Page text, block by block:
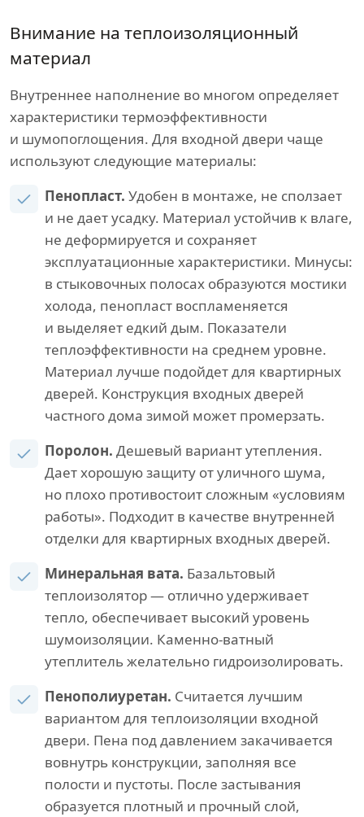
Внимание на теплоизоляционный
материал
Внутреннее наполнение во многом определяет
характеристики термоэффективности
и шумопоглощения. Для входной двери чаще
используют следующие материалы:
Пенопласт. Удобен в монтаже, не сползает
и не дает усадку. Материал устойчив к влаге,
не деформируется и сохраняет
эксплуатационные характеристики. Минусы:
в стыковочных полосах образуются мостики
холода, пенопласт воспламеняется
и выделяет едкий дым. Показатели
теплоэффективности на среднем уровне.
Материал лучше подойдет для квартирных
дверей. Конструкция входных дверей
частного дома зимой может промерзать.
Поролон. Дешевый вариант утепления.
Дает хорошую защиту от уличного шума,
но плохо противостоит сложным «условиям
работы». Подходит в качестве внутренней
отделки для квартирных входных дверей.
Минеральная вата. Базальтовый
теплоизолятор — отлично удерживает
тепло, обеспечивает высокий уровень
шумоизоляции. Каменно-ватный
утеплитель желательно гидроизолировать.
Пенополиуретан. Считается лучшим
вариантом для теплоизоляции входной
двери. Пена под давлением закачивается
вовнутрь конструкции, заполняя все
полости и пустоты. После застывания
образуется плотный и прочный слой,